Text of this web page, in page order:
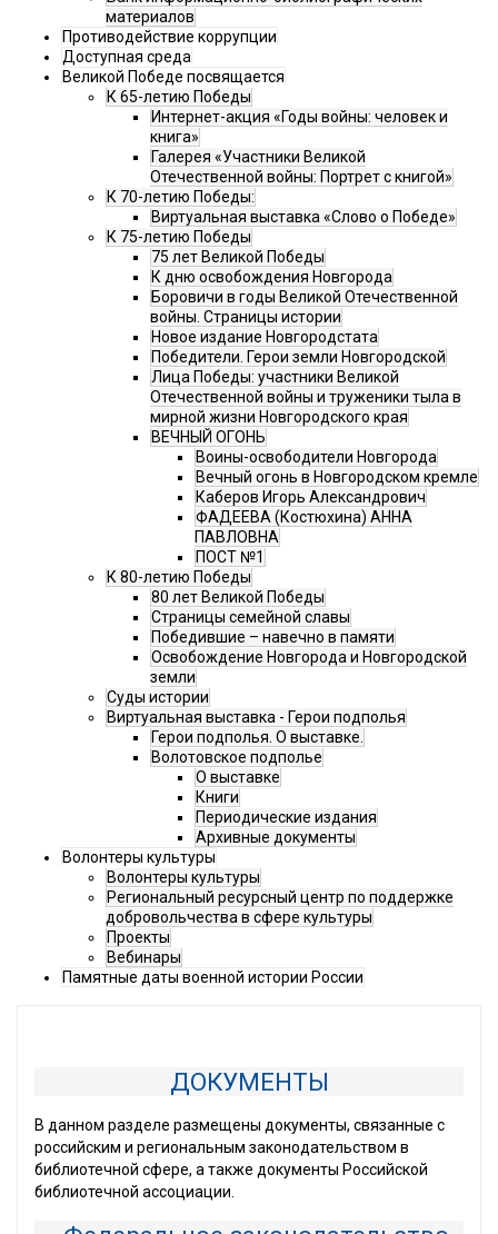
материалов
Противодействие коррупции
Доступная среда
Великой Победе посвящается
К 65-летию Победы
Интернет-акция «Годы войны: человек и
книга»
Галерея «Участники Великой
Отечественной войны: Портрет с книгой»
К 70-летию Победы:
Виртуальная выставка «Слово о Победе»
К 75-летию Победы
75 лет Великой Победы
К дню освобождения Новгорода
Боровичи в годы Великой Отечественной
войны. Страницы истории
Новое издание Новгородстата
Победители. Герои земли Новгородской
Лица Победы: участники Великой
Отечественной войны и труженики тыла в
мирной жизни Новгородского края
ВЕЧНЫЙ ОГОНЬ
Воины-освободители Новгорода
Вечный огонь в Новгородском кремле
Каберов Игорь Александрович
ФАДЕЕВА (Костюхина) АННА
ПАВЛОВНА
ПОСТ №1
К 80-летию Победы
80 лет Великой Победы
Страницы семейной славы
Победившие – навечно в памяти
Освобождение Новгорода и Новгородской
земли
Суды истории
Виртуальная выставка - Герои подполья
Герои подполья. О выставке.
Волотовское подполье
О выставке
Книги
Периодические издания
Архивные документы
Волонтеры культуры
Волонтеры культуры
Региональный ресурсный центр по поддержке
добровольчества в сфере культуры
Проекты
Вебинары
Памятные даты военной истории России
ДОКУМЕНТЫ
В данном разделе размещены документы, связанные с
российским и региональным законодательством в
библиотечной сфере, а также документы Российской
библиотечной ассоциации.